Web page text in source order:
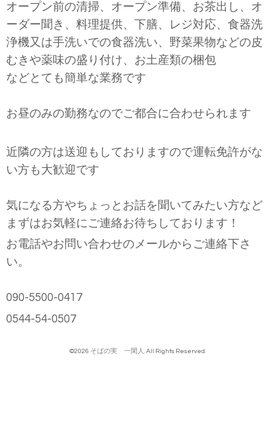
オープン前の清掃、オープン準備、お茶出し、オ
ーダー聞き、料理提供、下膳、レジ対応、食器洗
浄機又は手洗いでの食器洗い、野菜果物などの皮
むきや薬味の盛り付け、お土産類の梱包
などとても簡単な業務です
お昼のみの勤務なのでご都合に合わせられます
近隣の方は送迎もしておりますので運転免許がな
い方も大歓迎です
気になる方やちょっとお話を聞いてみたい方など
まずはお気軽にご連絡お待ちしております！
お電話やお問い合わせのメールからご連絡下さ
い。
090-5500-0417
0544-54-0507
©2026 そばの実 一閑人 . All Rights Reserved.